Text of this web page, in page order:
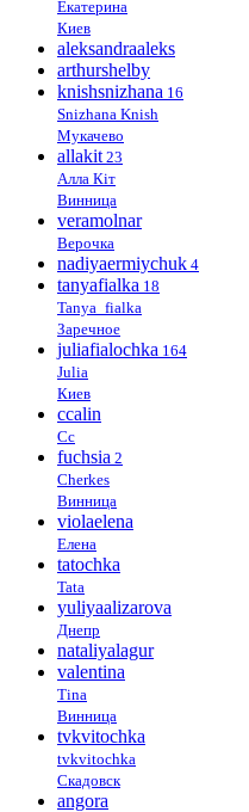
Екатерина
Киев
aleksandraaleks
arthurshelby
knishsnizhana 16
Snizhana Knish
Мукачево
allakit 23
Алла Кіт
Винница
veramolnar
Верочка
nadiyaermiychuk 4
tanyafialka 18
Tanya_fialka
Заречное
juliafialochka 164
Julia
Киев
ccalin
Cc
fuchsia 2
Cherkes
Винница
violaelena
Елена
tatochka
Tata
yuliyaalizarova
Днепр
nataliyalagur
valentina
Tina
Винница
tvkvitochka
tvkvitochka
Скадовск
angora